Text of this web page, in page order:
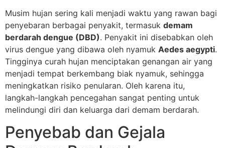
Musim hujan sering kali menjadi waktu yang rawan bagi
penyebaran berbagai penyakit, termasuk demam
berdarah dengue (DBD). Penyakit ini disebabkan oleh
virus dengue yang dibawa oleh nyamuk Aedes aegypti.
Tingginya curah hujan menciptakan genangan air yang
menjadi tempat berkembang biak nyamuk, sehingga
meningkatkan risiko penularan. Oleh karena itu,
langkah-langkah pencegahan sangat penting untuk
melindungi diri dan keluarga dari demam berdarah.
Penyebab dan Gejala